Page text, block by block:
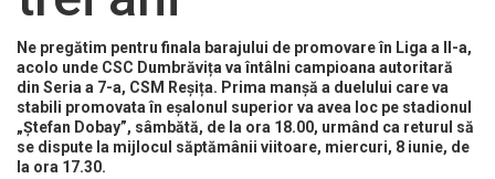
Ne pregătim pentru finala barajului de promovare în Liga a II-a,
acolo unde CSC Dumbrăvița va întâlni campioana autoritară
din Seria a 7-a, CSM Reșița. Prima manșă a duelului care va
stabili promovata în eșalonul superior va avea loc pe stadionul
„Ștefan Dobay”, sâmbătă, de la ora 18.00, urmând ca returul să
se dispute la mijlocul săptămânii viitoare, miercuri, 8 iunie, de
la ora 17.30.